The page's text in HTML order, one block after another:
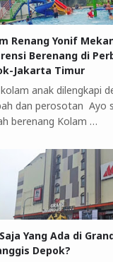
Renang Yonif
Berenang di
Jakarta Timur
anak dilengkapi
dan perosotan Ayo
berenang Kolam …
Yang Ada di
Depok?